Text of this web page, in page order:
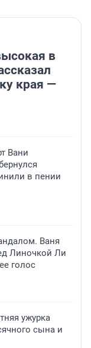
в
края —
Вани
в пении
Ваня
Линочкой Ли
голос
ужурка
сына и